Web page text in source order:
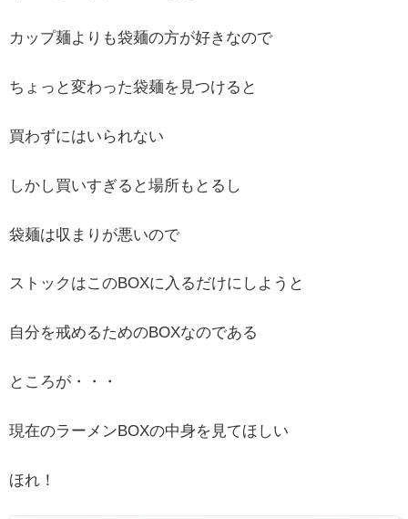
カップ麺よりも袋麺の方が好きなので
ちょっと変わった袋麺を見つけると
買わずにはいられない
しかし買いすぎると場所もとるし
袋麺は収まりが悪いので
ストックはこのBOXに入るだけにしようと
自分を戒めるためのBOXなのである
ところが・・・
現在のラーメンBOXの中身を見てほしい
ほれ！